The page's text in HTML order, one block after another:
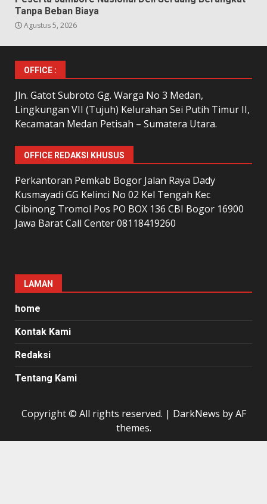
Tanpa Beban Biaya
Agustus 5, 2026
OFFICE :
Jln. Gatot Subroto Gg. Warga No 3 Medan,
Lingkungan VII (Tujuh) Kelurahan Sei Putih Timur II,
Kecamatan Medan Petisah – Sumatera Utara.
OFFICE REDAKSI KHUSUS
Perkantoran Pemkab Bogor Jalan Raya Dady
Kusmayadi GG Kelinci No 02 Kel Tengah Kec
Cibinong Tromol Pos PO BOX 136 CBI Bogor 16900
Jawa Barat Call Center 08118419260
LAMAN
home
Kontak Kami
Redaksi
Tentang Kami
Copyright © All rights reserved. | DarkNews by AF
themes.